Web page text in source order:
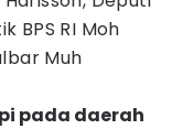
BPS RI Moh
Muh
pada daerah